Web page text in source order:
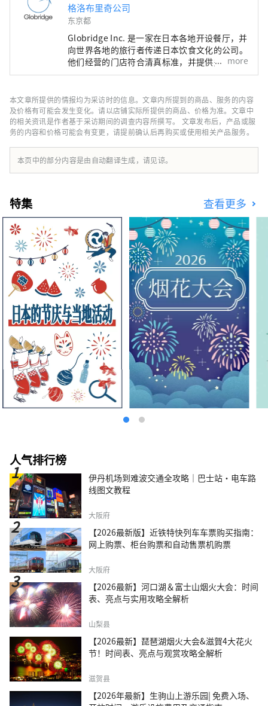
格洛布里奇公司
东京都
Globridge Inc. 是一家在日本各地开设餐厅，并
向世界各地的旅行者传递日本饮食文化的公司。
他们经营的门店符合清真标准，并提供多语种服
务，让更多人能够安心享用寿司、螃蟹、和牛等
Globridge 旗下餐厅的信息，并推荐给访日游客
的美食体验。他们将与世界各地的人们分享“美
食体验”，让您的日本之旅更加丰富多彩。
more
本文章所提供的情报均为采访时的信息。文章内所提到的商品、服务的内容
及价格有可能会发生变化。请以店铺实际所提供的商品、价格为准。文章中
的相关资讯是作者基于采访期间的调查内容所撰写。 文章发布后，产品或服
务的内容和价格可能会有变更，请提前确认后再购买或使用相关产品服务。
本页中的部分内容是由自动翻译生成，请见谅。
特集 查看更多
人气排行榜
伊丹机场到难波交通全攻略｜巴士站・电车路
线图文教程
大阪府
【2026最新版】近铁特快列车车票购买指南：
网上购票、柜台购票和自动售票机购票
大阪府
【2026最新】河口湖＆富士山烟火大会：时间
表、亮点与实用攻略全解析
山梨县
【2026最新】琵琶湖烟火大会&滋賀4大花火
节！时间表、亮点与观赏攻略全解析
滋贺县
【2026年最新】生驹山上游乐园| 免费入场、